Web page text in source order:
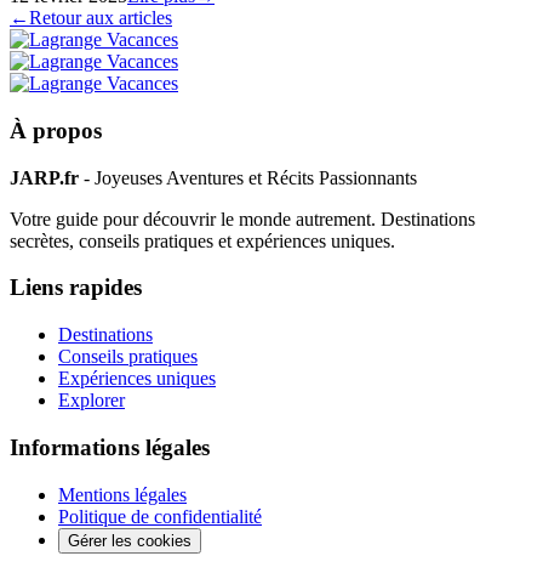
←Retour aux articles
À propos
JARP.fr - Joyeuses Aventures et Récits Passionnants
Votre guide pour découvrir le monde autrement. Destinations
secrètes, conseils pratiques et expériences uniques.
Liens rapides
Destinations
Conseils pratiques
Expériences uniques
Explorer
Informations légales
Mentions légales
Politique de confidentialité
Gérer les cookies